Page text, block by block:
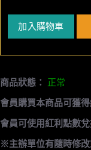
加入購物車
商品狀態： 正常
會員購買本商品可獲得
會員可使用紅利點數兌
※主辦單位有隨時修改